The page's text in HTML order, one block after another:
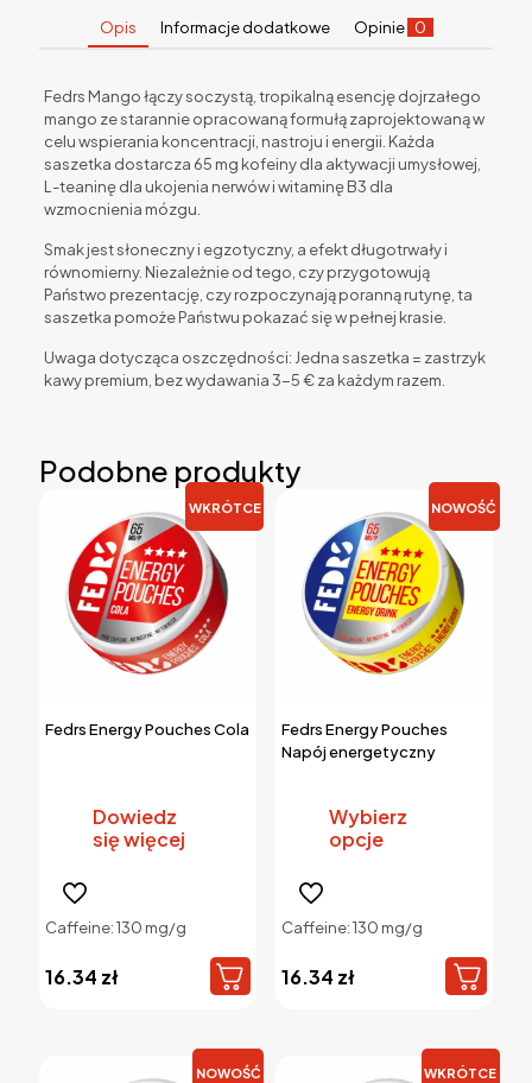
Opis Informacje dodatkowe Opinie 0
Fedrs Mango łączy soczystą, tropikalną esencję dojrzałego
mango ze starannie opracowaną formułą zaprojektowaną w
celu wspierania koncentracji, nastroju i energii. Każda
saszetka dostarcza 65 mg kofeiny dla aktywacji umysłowej,
L-teaninę dla ukojenia nerwów i witaminę B3 dla
wzmocnienia mózgu.
Smak jest słoneczny i egzotyczny, a efekt długotrwały i
równomierny. Niezależnie od tego, czy przygotowują
Państwo prezentację, czy rozpoczynają poranną rutynę, ta
saszetka pomoże Państwu pokazać się w pełnej krasie.
Uwaga dotycząca oszczędności: Jedna saszetka = zastrzyk
kawy premium, bez wydawania 3-5 € za każdym razem.
Podobne produkty
WKRÓTCE
Fedrs Energy Pouches Cola
Dowiedz
się więcej
Caffeine: 130 mg/g
16.34 zł
NOWOŚĆ
Fedrs Energy Pouches
Napój energetyczny
Wybierz
opcje
Ten
produkt
ma
wariantów.
Caffeine: 130 mg/g
16.34 zł
NOWOŚĆ WKRÓTCE